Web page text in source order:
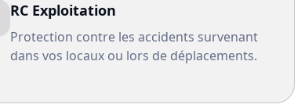
RC Exploitation
Protection contre les accidents survenant
dans vos locaux ou lors de déplacements.